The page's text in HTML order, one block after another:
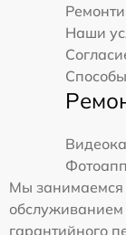
Наши
Мы занимаемся
обслуживанием
гарантийного